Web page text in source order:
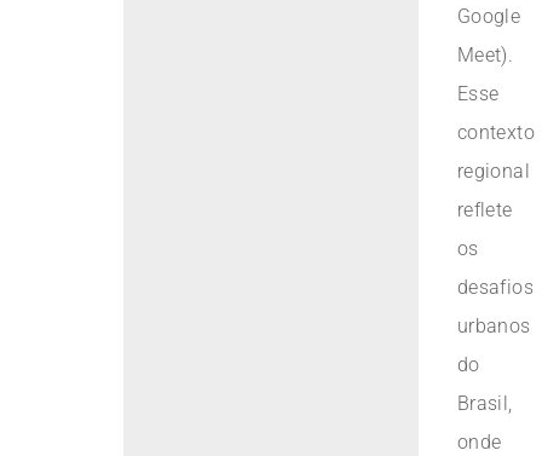
Google
Meet).
Esse
contexto
regional
reflete
os
desafios
urbanos
do
Brasil,
onde